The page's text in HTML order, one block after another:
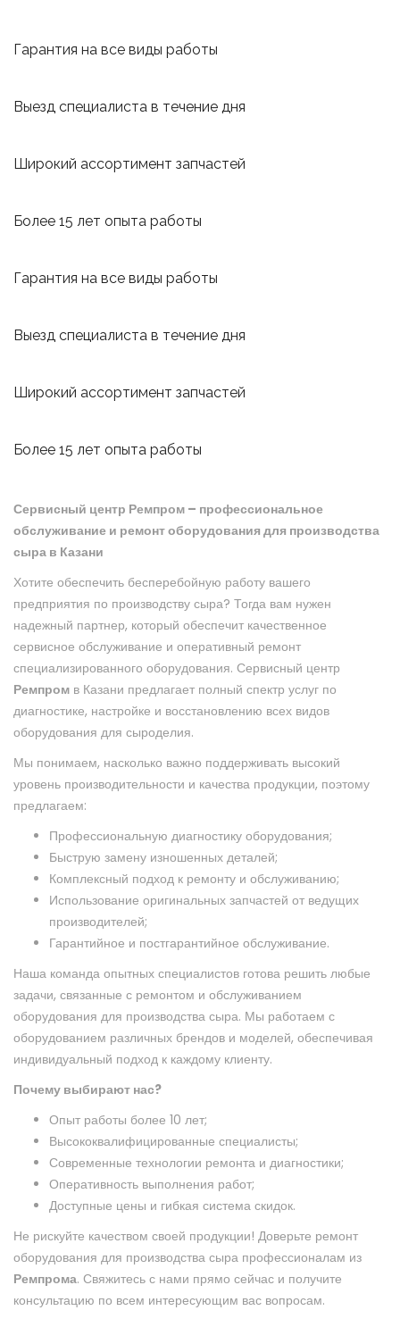
Гарантия на все виды работы
Выезд специалиста в течение дня
Широкий ассортимент запчастей
Более 15 лет опыта работы
Гарантия на все виды работы
Выезд специалиста в течение дня
Широкий ассортимент запчастей
Более 15 лет опыта работы
Сервисный центр Ремпром – профессиональное
обслуживание и ремонт оборудования для производства
сыра в Казани
Хотите обеспечить бесперебойную работу вашего
предприятия по производству сыра? Тогда вам нужен
надежный партнер, который обеспечит качественное
сервисное обслуживание и оперативный ремонт
специализированного оборудования. Сервисный центр
Ремпром в Казани предлагает полный спектр услуг по
диагностике, настройке и восстановлению всех видов
оборудования для сыроделия.
Мы понимаем, насколько важно поддерживать высокий
уровень производительности и качества продукции, поэтому
предлагаем:
Профессиональную диагностику оборудования;
Быструю замену изношенных деталей;
Комплексный подход к ремонту и обслуживанию;
Использование оригинальных запчастей от ведущих
производителей;
Гарантийное и постгарантийное обслуживание.
Наша команда опытных специалистов готова решить любые
задачи, связанные с ремонтом и обслуживанием
оборудования для производства сыра. Мы работаем с
оборудованием различных брендов и моделей, обеспечивая
индивидуальный подход к каждому клиенту.
Почему выбирают нас?
Опыт работы более 10 лет;
Высококвалифицированные специалисты;
Современные технологии ремонта и диагностики;
Оперативность выполнения работ;
Доступные цены и гибкая система скидок.
Не рискуйте качеством своей продукции! Доверьте ремонт
оборудования для производства сыра профессионалам из
Ремпрома. Свяжитесь с нами прямо сейчас и получите
консультацию по всем интересующим вас вопросам.